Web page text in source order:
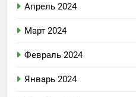
Апрель 2024
Март 2024
Февраль 2024
Январь 2024